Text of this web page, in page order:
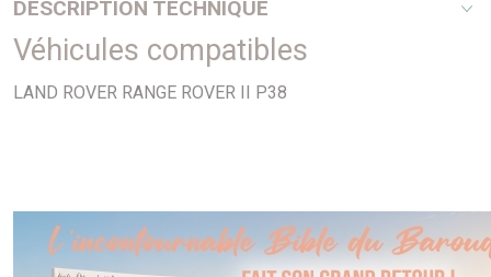
DESCRIPTION TECHNIQUE
PHOTO NON CONTRACTUELLE
Véhicules compatibles
LAND ROVER RANGE ROVER II P38